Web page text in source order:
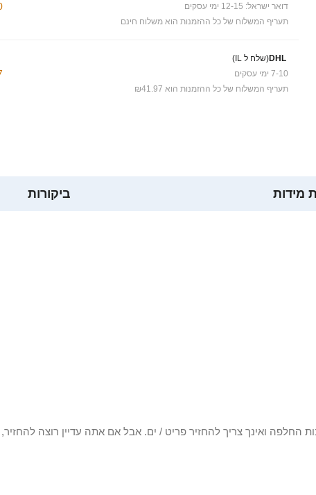
דואר ישראל: 12-15 ימי עסקים
תעריף המשלוח של כל ההזמנות הוא משלוח חינם
DHL(שלח ל IL)
7-10 ימי עסקים
תעריף המשלוח של כל ההזמנות הוא ₪41.97
מידות ביקורות
מראש להזמנות החלפה ואינך צריך להחזיר פריט / ים. אבל אם אתה עדיין רוצה